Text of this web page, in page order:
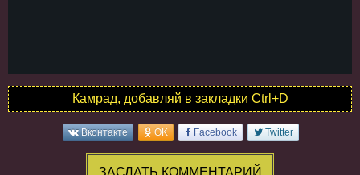
Камрад, добавляй в закладки Ctrl+D
Вконтакте OK Facebook Twitter
ЗАСЛАТЬ КОММЕНТАРИЙ